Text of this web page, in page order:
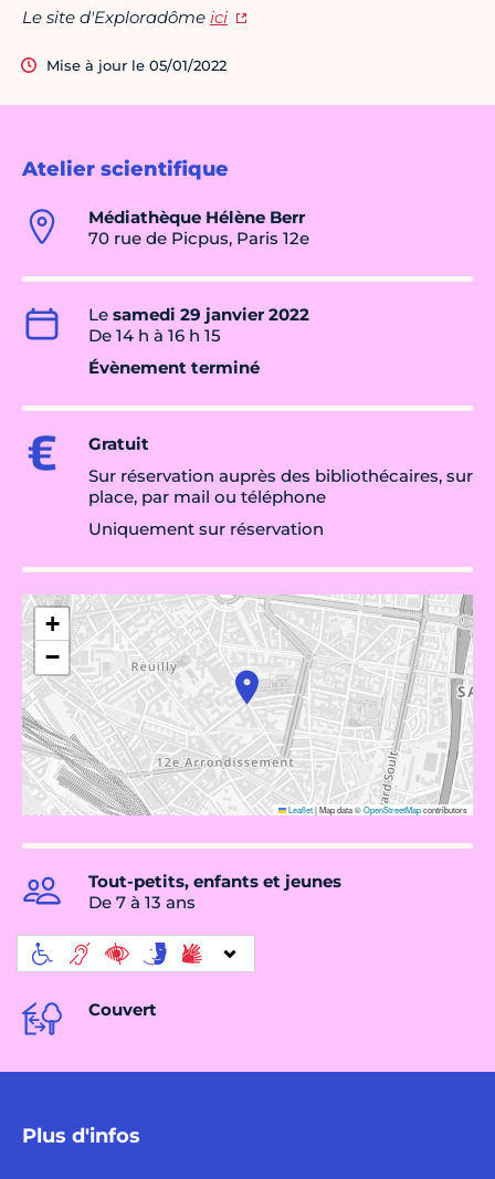
Atelier scientifique
Médiathèque Hélène Berr
70 rue de Picpus, Paris 12e
Le samedi 29 janvier 2022
De 14 h à 16 h 15
Évènement terminé
Gratuit
Sur réservation auprès des bibliothécaires, sur
place, par mail ou téléphone
Uniquement sur réservation
+
−
Leaflet|Map data ©OpenStreetMapcontributors
Tout-petits, enfants et jeunes
De 7 à 13 ans
Couvert
Plus d'infos
Le site d'Exploradôme ici
Mise à jour le 05/01/2022